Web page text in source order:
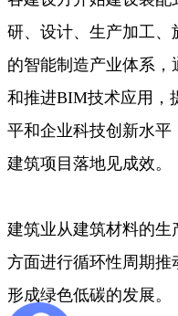
研、设计、生产加工
的智能制造产业体系
和推进BIM技术应用，
平和企业科技创新水
建筑项目落地见成效。
建筑业从建筑材料的
方面进行循环性周期
形成绿色低碳的发展。